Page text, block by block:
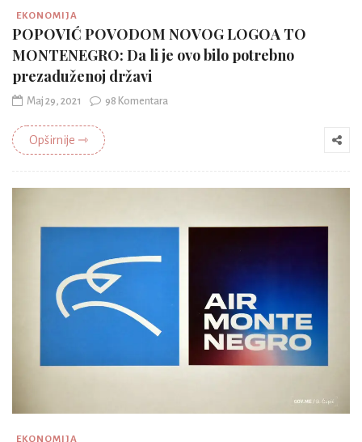
EKONOMIJA
POPOVIĆ POVODOM NOVOG LOGOA TO
MONTENEGRO: Da li je ovo bilo potrebno
prezaduženoj državi
Maj 29, 2021 98 Komentara
Opširnije ⇾
EKONOMIJA